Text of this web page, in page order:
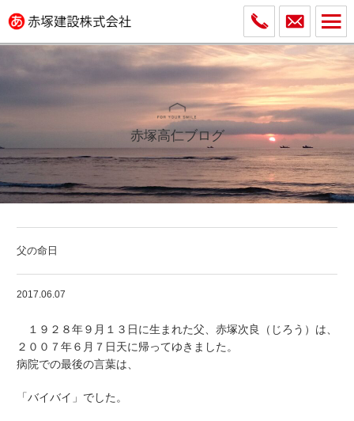
赤塚高仁ブログ
父の命日
2017.06.07
１９２８年９月１３日に生まれた父、赤塚次良（じろう）は、
２００７年６月７日天に帰ってゆきました。
病院での最後の言葉は、
「バイバイ」でした。